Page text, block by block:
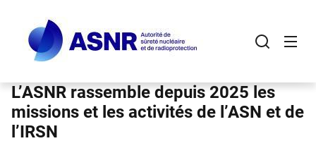
contenu
principal
L’ASNR rassemble depuis 2025 les
missions et les activités de l’ASN et de
l’IRSN